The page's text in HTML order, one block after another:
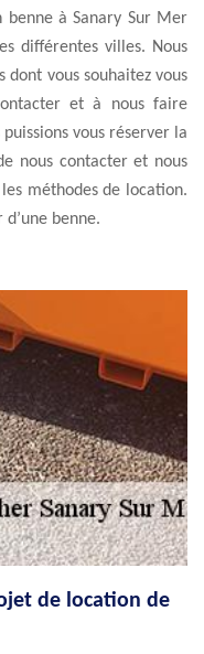
à Sanary Sur Mer
différentes villes. Nous
dont vous souhaitez vous
et à nous faire
vous réserver la
nous contacter et nous
méthodes de location.
d’une benne.
de location de